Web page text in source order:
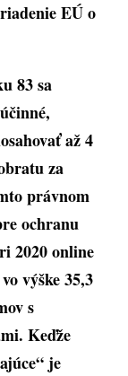
EÚ o
83 sa
až 4
za
právnom
ochranu
2020 online
výške 35,3
s
Keďže
je